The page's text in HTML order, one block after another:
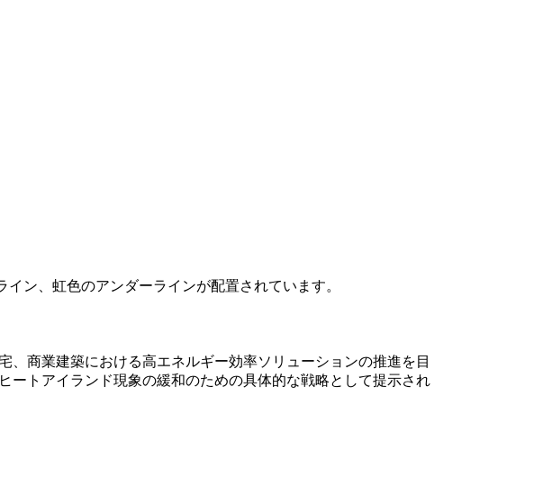
商業建築における高エネルギー効率ソリューションの推進を目
ートアイランド現象の緩和のための具体的な戦略として提示され